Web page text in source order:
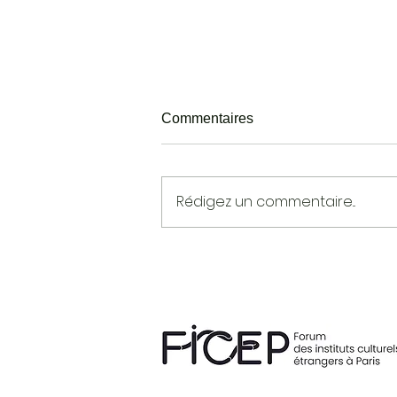
Commentaires
Rédigez un commentaire...